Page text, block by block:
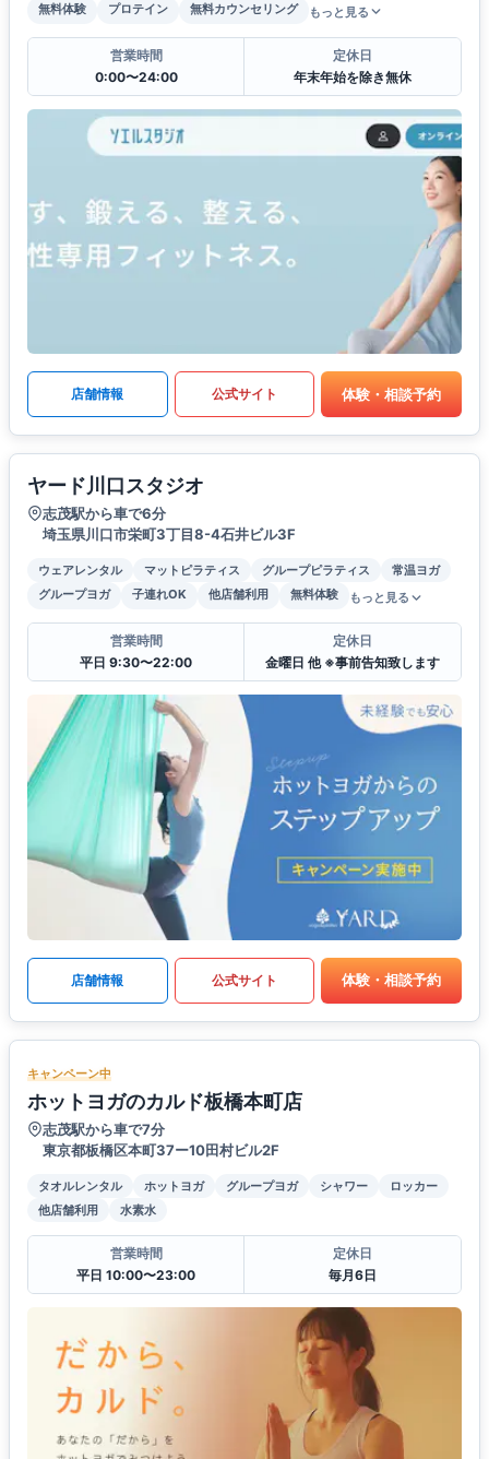
無料体験
プロテイン 無料カウンセリング もっと見る
営業時間
0:00〜24:00
定休日
年末年始を除き無休
店舗情報 公式サイト 体験・相談予約
ヤード川口スタジオ
志茂駅から車で6分
埼玉県川口市栄町3丁目8-4石井ビル3F
ウェアレンタル マットピラティス グループピラティス
常温ヨガ
グループヨガ
子連れOK 他店舗利用 無料体験 もっと見る
営業時間
平日 9:30〜22:00
定休日
金曜日 他 ※事前告知致します
店舗情報 公式サイト 体験・相談予約
キャンペーン中
ホットヨガのカルド板橋本町店
志茂駅から車で7分
東京都板橋区本町37ー10田村ビル2F
タオルレンタル ホットヨガ グループヨガ シャワー
ロッカー
他店舗利用
水素水
営業時間
平日 10:00〜23:00
定休日
毎月6日